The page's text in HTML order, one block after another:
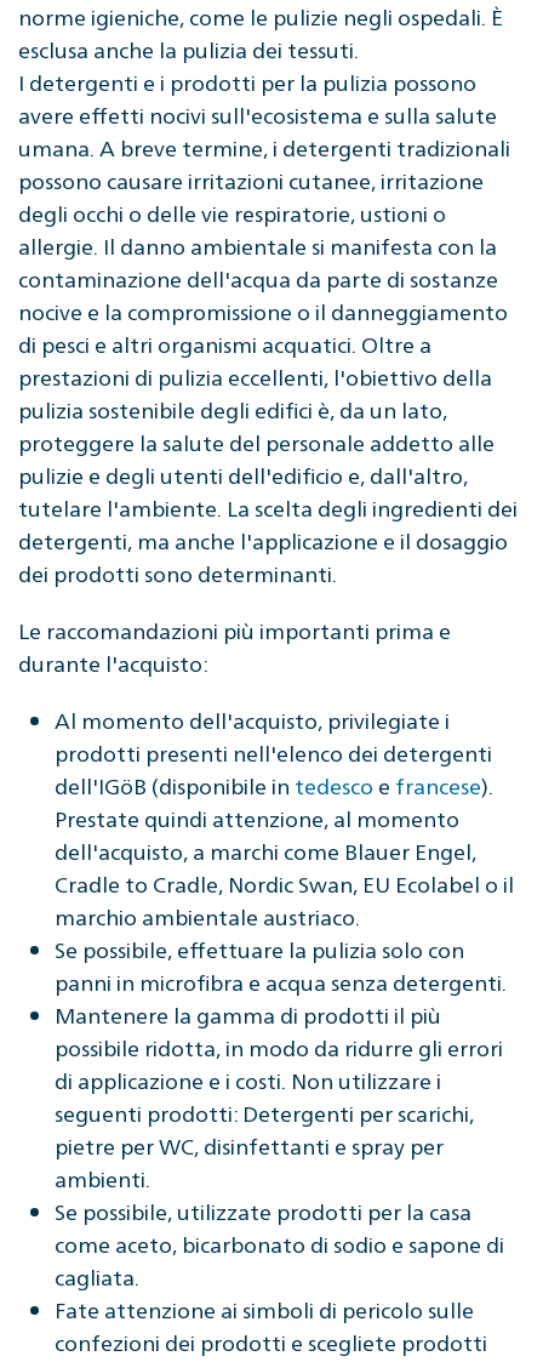
norme igieniche, come le pulizie negli ospedali. È
esclusa anche la pulizia dei tessuti.
I detergenti e i prodotti per la pulizia possono
avere effetti nocivi sull'ecosistema e sulla salute
umana. A breve termine, i detergenti tradizionali
possono causare irritazioni cutanee, irritazione
degli occhi o delle vie respiratorie, ustioni o
allergie. Il danno ambientale si manifesta con la
contaminazione dell'acqua da parte di sostanze
nocive e la compromissione o il danneggiamento
di pesci e altri organismi acquatici. Oltre a
prestazioni di pulizia eccellenti, l'obiettivo della
pulizia sostenibile degli edifici è, da un lato,
proteggere la salute del personale addetto alle
pulizie e degli utenti dell'edificio e, dall'altro,
tutelare l'ambiente. La scelta degli ingredienti dei
detergenti, ma anche l'applicazione e il dosaggio
dei prodotti sono determinanti.
Le raccomandazioni più importanti prima e
durante l'acquisto:
Al momento dell'acquisto, privilegiate i
prodotti presenti nell'elenco dei detergenti
dell'IGöB (disponibile in tedesco e francese).
Prestate quindi attenzione, al momento
dell'acquisto, a marchi come Blauer Engel,
Cradle to Cradle, Nordic Swan, EU Ecolabel o il
marchio ambientale austriaco.
Se possibile, effettuare la pulizia solo con
panni in microfibra e acqua senza detergenti.
Mantenere la gamma di prodotti il più
possibile ridotta, in modo da ridurre gli errori
di applicazione e i costi. Non utilizzare i
seguenti prodotti: Detergenti per scarichi,
pietre per WC, disinfettanti e spray per
ambienti.
Se possibile, utilizzate prodotti per la casa
come aceto, bicarbonato di sodio e sapone di
cagliata.
Fate attenzione ai simboli di pericolo sulle
confezioni dei prodotti e scegliete prodotti